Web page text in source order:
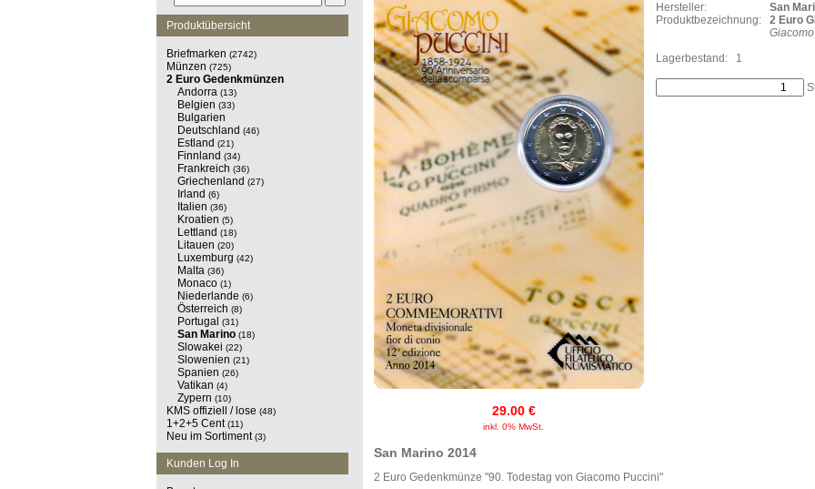
Produktübersicht
Briefmarken (2742)
Münzen (725)
2 Euro Gedenkmünzen
Andorra (13)
Belgien (33)
Bulgarien
Deutschland (46)
Estland (21)
Finnland (34)
Frankreich (36)
Griechenland (27)
Irland (6)
Italien (36)
Kroatien (5)
Lettland (18)
Litauen (20)
Luxemburg (42)
Malta (36)
Monaco (1)
Niederlande (6)
Österreich (8)
Portugal (31)
San Marino (18)
Slowakei (22)
Slowenien (21)
Spanien (26)
Vatikan (4)
Zypern (10)
KMS offiziell / lose (48)
1+2+5 Cent (11)
Neu im Sortiment (3)
Kunden Log In
29.00 €
inkl. 0% MwSt.
Hersteller:
San
Produktbezeichnung:
2 Euro
Lagerbestand:
1
San Marino 2014
2 Euro Gedenkmünze "90. Todestag von Giacomo Puccini"